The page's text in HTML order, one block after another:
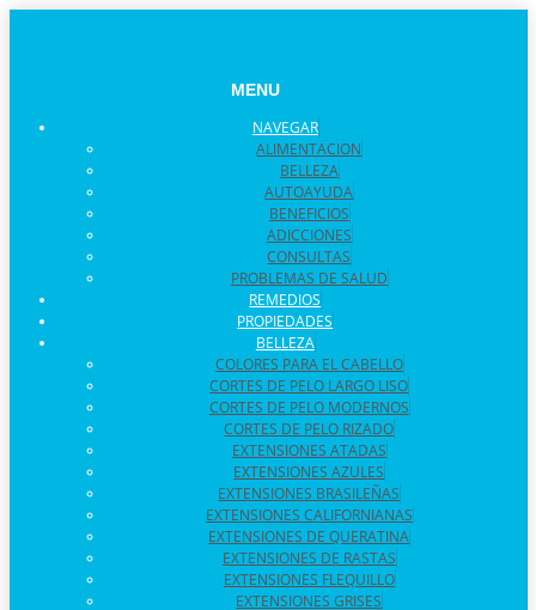
MENU
MENU
NAVEGAR
ALIMENTACION
BELLEZA
AUTOAYUDA
BENEFICIOS
ADICCIONES
CONSULTAS
PROBLEMAS DE SALUD
REMEDIOS
PROPIEDADES
BELLEZA
COLORES PARA EL CABELLO
CORTES DE PELO LARGO LISO
CORTES DE PELO MODERNOS
CORTES DE PELO RIZADO
EXTENSIONES ATADAS
EXTENSIONES AZULES
EXTENSIONES BRASILEÑAS
EXTENSIONES CALIFORNIANAS
EXTENSIONES DE QUERATINA
EXTENSIONES DE RASTAS
EXTENSIONES FLEQUILLO
EXTENSIONES GRISES